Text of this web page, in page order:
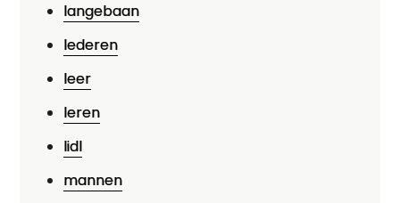
langebaan
lederen
leer
leren
lidl
mannen